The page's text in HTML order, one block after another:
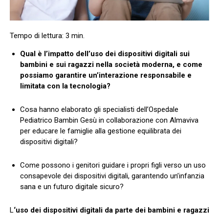
Qual è l’impatto dell’uso dei dispositivi digitali sui
bambini e sui ragazzi nella società moderna, e come
possiamo garantire un’interazione responsabile e
limitata con la tecnologia?
Cosa hanno elaborato gli specialisti dell’Ospedale
Pediatrico Bambin Gesù in collaborazione con Almaviva
per educare le famiglie alla gestione equilibrata dei
dispositivi digitali?
Come possono i genitori guidare i propri figli verso un uso
consapevole dei dispositivi digitali, garantendo un’infanzia
sana e un futuro digitale sicuro?
L‘uso dei dispositivi digitali da parte dei bambini e ragazzi